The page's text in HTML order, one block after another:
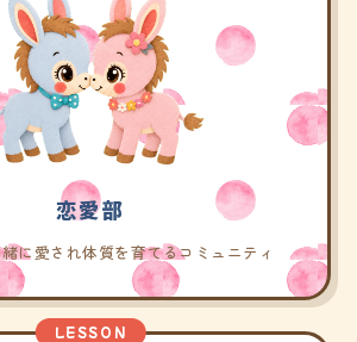
恋愛部
に愛され体質を育てるコミュニティ
LESSON